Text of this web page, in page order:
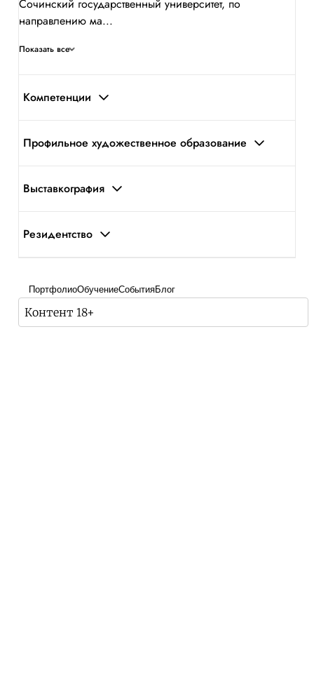
Сочинский государственный университет, по
направлению ма...
Показать все
Компетенции
Профильное художественное образование
Выставкография
Резидентство
ПортфолиоОбучениеСобытияБлог
Контент 18+